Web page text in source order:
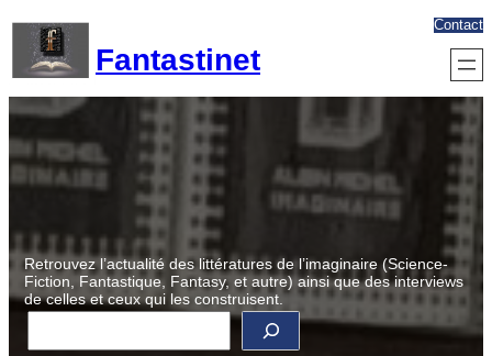
contenu
Fantastinet
Contact
Retrouvez l’actualité des littératures de l’imaginaire (Science-
Fiction, Fantastique, Fantasy, et autre) ainsi que des interviews
de celles et ceux qui les construisent.
R
c